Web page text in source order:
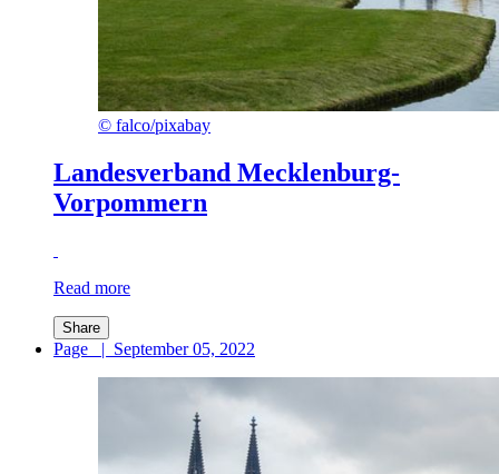
© falco/pixabay
Landesverband Mecklenburg-
Vorpommern
Read more
Share
Page | September 05, 2022